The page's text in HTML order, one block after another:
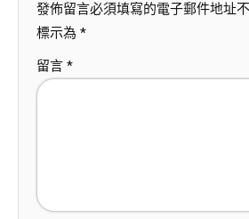
發佈留言必須填寫的電子郵件地址
標示為 *
留言 *